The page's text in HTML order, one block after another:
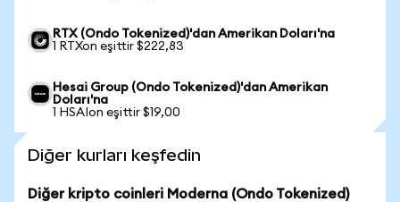
RTX (Ondo Tokenized)'dan Amerikan Doları'na
1 RTXon eşittir $222,83
Hesai Group (Ondo Tokenized)'dan Amerikan
Doları'na
1 HSAIon eşittir $19,00
Diğer kurları keşfedin
Diğer kripto coinleri Moderna (Ondo Tokenized)